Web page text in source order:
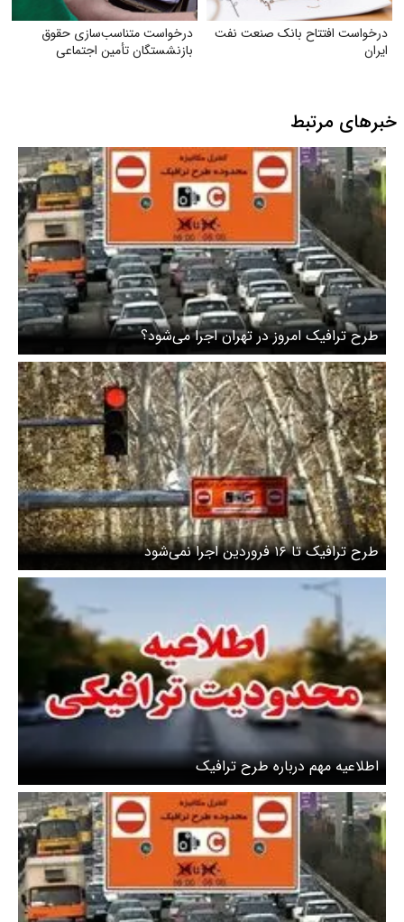
درخواست افتتاح بانک صنعت نفت
ایران
درخواست متناسب‌سازی حقوق
بازنشستگان تأمین اجتماعی
خبرهای مرتبط
طرح ترافیک امروز در تهران اجرا می‌شود؟
طرح ترافیک تا ۱۶ فروردین اجرا نمی‌شود
اطلاعیه مهم درباره طرح ترافیک